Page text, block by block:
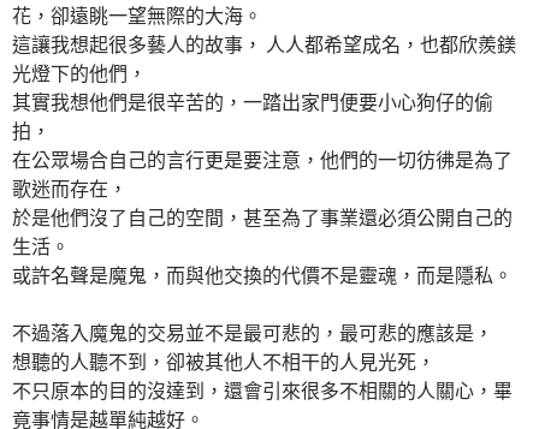
花，卻遠眺一望無際的大海。
這讓我想起很多藝人的故事， 人人都希望成名，也都欣羨鎂
光燈下的他們，
其實我想他們是很辛苦的，一踏出家門便要小心狗仔的偷
拍，
在公眾場合自己的言行更是要注意，他們的一切彷彿是為了
歌迷而存在，
於是他們沒了自己的空間，甚至為了事業還必須公開自己的
生活。
或許名聲是魔鬼，而與他交換的代價不是靈魂，而是隱私。
不過落入魔鬼的交易並不是最可悲的，最可悲的應該是，
想聽的人聽不到，卻被其他人不相干的人見光死，
不只原本的目的沒達到，還會引來很多不相關的人關心，畢
竟事情是越單純越好。